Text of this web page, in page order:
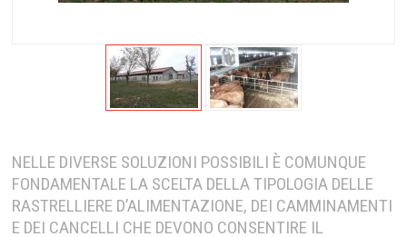
NELLE DIVERSE SOLUZIONI POSSIBILI È COMUNQUE
FONDAMENTALE LA SCELTA DELLA TIPOLOGIA DELLE
RASTRELLIERE D’ALIMENTAZIONE, DEI CAMMINAMENTI
E DEI CANCELLI CHE DEVONO CONSENTIRE IL